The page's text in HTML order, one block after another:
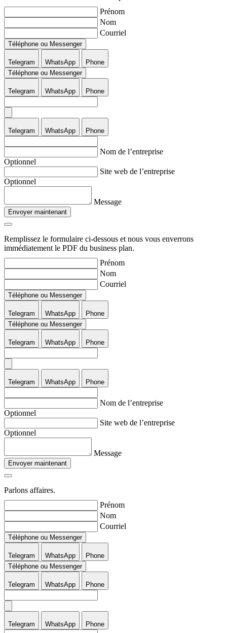
Prénom
Nom
Courriel
Téléphone ou Messenger
Telegram WhatsApp
Phone
Téléphone ou Messenger
Telegram WhatsApp Phone
Telegram WhatsApp Phone
Nom de l’entreprise
Optionnel
Site web de l’entreprise
Optionnel
Message
Envoyer maintenant
Remplissez le formulaire ci-dessous et nous vous enverrons
immédiatement le PDF du business plan.
Prénom
Nom
Courriel
Téléphone ou Messenger
Telegram WhatsApp
Phone
Téléphone ou Messenger
Telegram WhatsApp Phone
Telegram WhatsApp Phone
Nom de l’entreprise
Optionnel
Site web de l’entreprise
Optionnel
Message
Envoyer maintenant
Parlons affaires.
Prénom
Nom
Courriel
Téléphone ou Messenger
Telegram WhatsApp
Phone
Téléphone ou Messenger
Telegram WhatsApp Phone
Telegram WhatsApp Phone